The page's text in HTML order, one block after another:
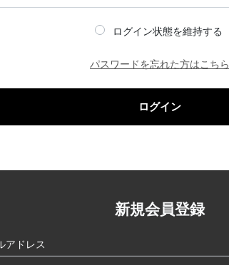
ログイン状態を維持する
パスワードを忘れた方はこちら
ログイン
新規会員登録
アドレス